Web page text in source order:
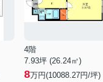
4階
7.93坪 (26.24㎡)
8万円(10088.27円/坪)